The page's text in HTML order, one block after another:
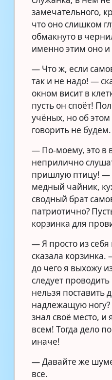
замечательного,
что оно слишком
обмакнуто в
именно этим оно и
— Что ж, если
так и не надо! —
окном висит в
пусть он споёт!
учёных, но об
говорить не будем.
— По-моему, это в
неприлично
пришлую птицу! —
медный чайник,
сводный брат
патриотично?
корзинка для
— Я просто из
сказала
до чего я выхожу
следует
нельзя поставить
надлежащую
знал своё место, и
всем! Тогда дело
иначе!
— Давайте же
все.